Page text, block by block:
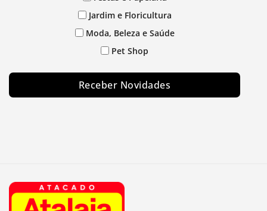
Jardim e Floricultura
Moda, Beleza e Saúde
Pet Shop
Receber Novidades